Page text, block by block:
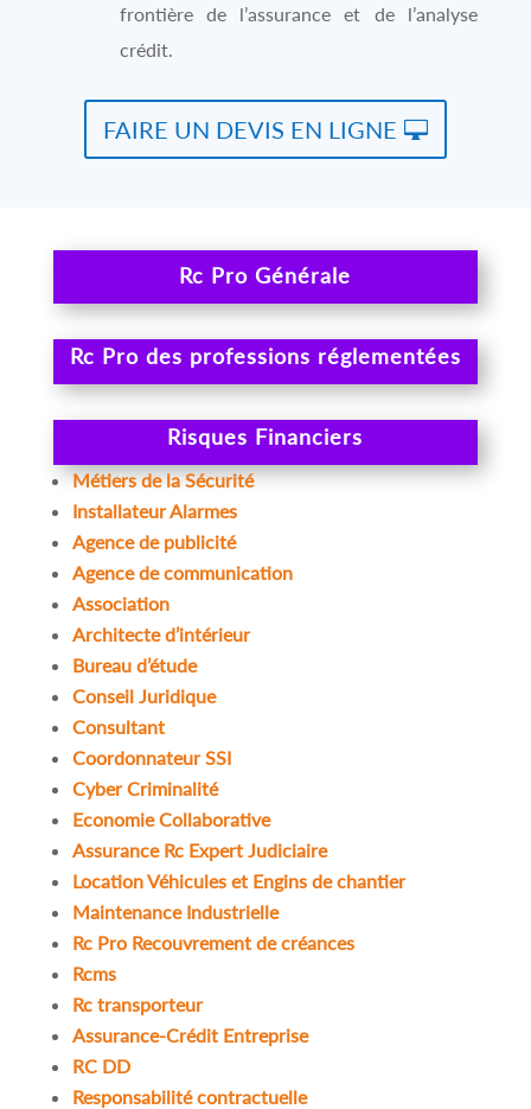
frontière de l’assurance et de l’analyse
crédit.
FAIRE UN DEVIS EN LIGNE
Rc Pro Générale
Rc Pro des professions réglementées
Risques Financiers
Métiers de la Sécurité
Installateur Alarmes
Agence de publicité
Agence de communication
Association
Architecte d’intérieur
Bureau d’étude
Conseil Juridique
Consultant
Coordonnateur SSI
Cyber Criminalité
Economie Collaborative
Assurance Rc Expert Judiciaire
Location Véhicules et Engins de chantier
Maintenance Industrielle
Rc Pro Recouvrement de créances
Rcms
Rc transporteur
Assurance-Crédit Entreprise
RC DD
Responsabilité contractuelle